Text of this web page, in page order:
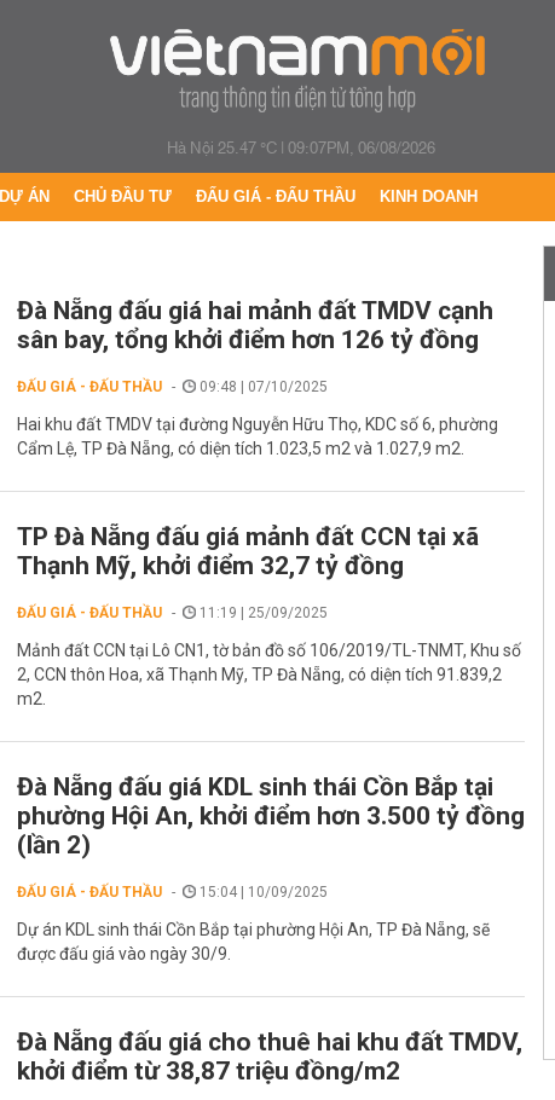
Hà Nội 25.47 °C|09:07PM, 06/08/2026
DỰ ÁN CHỦ ĐẦU TƯ ĐẤU GIÁ - ĐẤU THẦU KINH DOANH
Đà Nẵng đấu giá hai mảnh đất TMDV cạnh
sân bay, tổng khởi điểm hơn 126 tỷ đồng
ĐẤU GIÁ - ĐẤU THẦU 09:48 | 07/10/2025
Hai khu đất TMDV tại đường Nguyễn Hữu Thọ, KDC số 6, phường
Cẩm Lệ, TP Đà Nẵng, có diện tích 1.023,5 m2 và 1.027,9 m2.
TP Đà Nẵng đấu giá mảnh đất CCN tại xã
Thạnh Mỹ, khởi điểm 32,7 tỷ đồng
ĐẤU GIÁ - ĐẤU THẦU 11:19 | 25/09/2025
Mảnh đất CCN tại Lô CN1, tờ bản đồ số 106/2019/TL-TNMT, Khu số
2, CCN thôn Hoa, xã Thạnh Mỹ, TP Đà Nẵng, có diện tích 91.839,2
m2.
Đà Nẵng đấu giá KDL sinh thái Cồn Bắp tại
phường Hội An, khởi điểm hơn 3.500 tỷ đồng
(lần 2)
ĐẤU GIÁ - ĐẤU THẦU 15:04 | 10/09/2025
Dự án KDL sinh thái Cồn Bắp tại phường Hội An, TP Đà Nẵng, sẽ
được đấu giá vào ngày 30/9.
Đà Nẵng đấu giá cho thuê hai khu đất TMDV,
khởi điểm từ 38,87 triệu đồng/m2